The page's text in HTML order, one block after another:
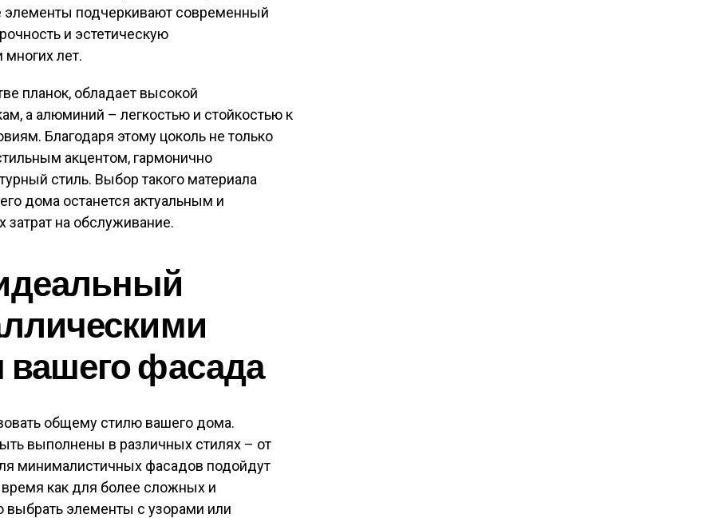
элементы подчеркивают современный
и эстетическую
многих лет.
планок, обладает высокой
а алюминий – легкостью и стойкостью к
Благодаря этому цоколь не только
акцентом, гармонично
стиль. Выбор такого материала
дома останется актуальным и
на обслуживание.
фасада
общему стилю вашего дома.
выполнены в различных стилях – от
минималистичных фасадов подойдут
как для более сложных и
элементы с узорами или